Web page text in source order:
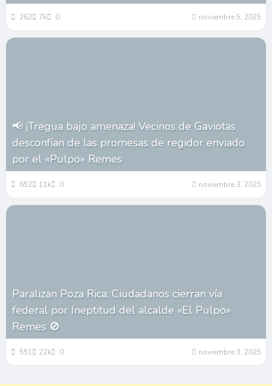
262 7k 0 noviembre 5, 2025
📢 ¡Tregua bajo amenaza! Vecinos de Gaviotas
desconfían de las promesas de regidor enviado
por el «Pulpo» Remes
652 11k 0 noviembre 3, 2025
Paralizan Poza Rica: Ciudadanos cierran vía
federal por Ineptitud del alcalde «El Pulpo»
Remes 🚫
551 22k 0 noviembre 3, 2025